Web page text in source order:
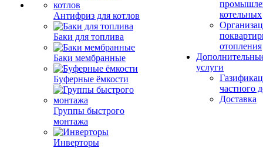
Антифриз для котлов
Баки для топлива
Баки мембранные
Буферные ёмкости
Группы быстрого
монтажа
Инверторы
котельных
отопления
услуги
частного
Доставка